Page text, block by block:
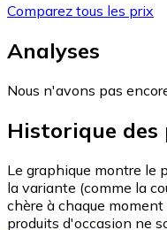
Comparez tous les prix
Analyses
Nous n'avons pas
Historique des
Le graphique montre le
la variante (comme la
chère à chaque
produits d'occasion ne